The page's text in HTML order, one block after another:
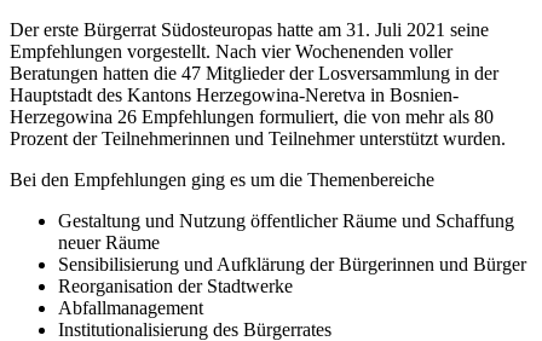
Der erste Bürgerrat Südosteuropas hatte am 31. Juli 2021 seine
Empfehlungen vorgestellt. Nach vier Wochenenden voller
Beratungen hatten die 47 Mitglieder der Losversammlung in der
Hauptstadt des Kantons Herzegowina-Neretva in Bosnien-
Herzegowina 26 Empfehlungen formuliert, die von mehr als 80
Prozent der Teilnehmerinnen und Teilnehmer unterstützt wurden.
Bei den Empfehlungen ging es um die Themenbereiche
Gestaltung und Nutzung öffentlicher Räume und Schaffung
neuer Räume
Sensibilisierung und Aufklärung der Bürgerinnen und Bürger
Reorganisation der Stadtwerke
Abfallmanagement
Institutionalisierung des Bürgerrates